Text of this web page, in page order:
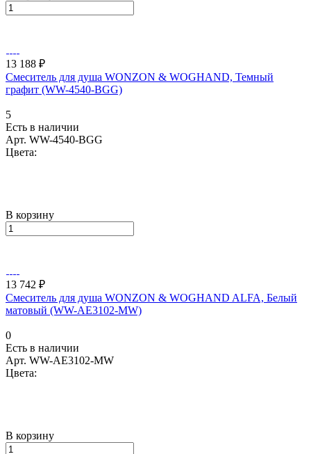
13 188 ₽
Смеситель для душа WONZON & WOGHAND, Темный
графит (WW-4540-BGG)
5
Есть в наличии
Арт. WW-4540-BGG
Цвета:
В корзину
13 742 ₽
Смеситель для душа WONZON & WOGHAND ALFA, Белый
матовый (WW-AE3102-MW)
0
Есть в наличии
Арт. WW-AE3102-MW
Цвета:
В корзину